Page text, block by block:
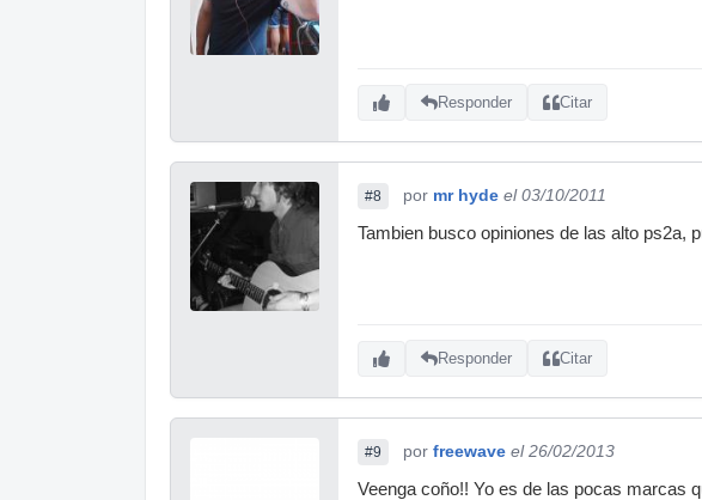
Responder Citar
#8 por mr hyde el 03/10/2011
Tambien busco opiniones de las alto ps2a,
Responder Citar
#9 por freewave el 26/02/2013
Veenga coño!! Yo es de las pocas marcas